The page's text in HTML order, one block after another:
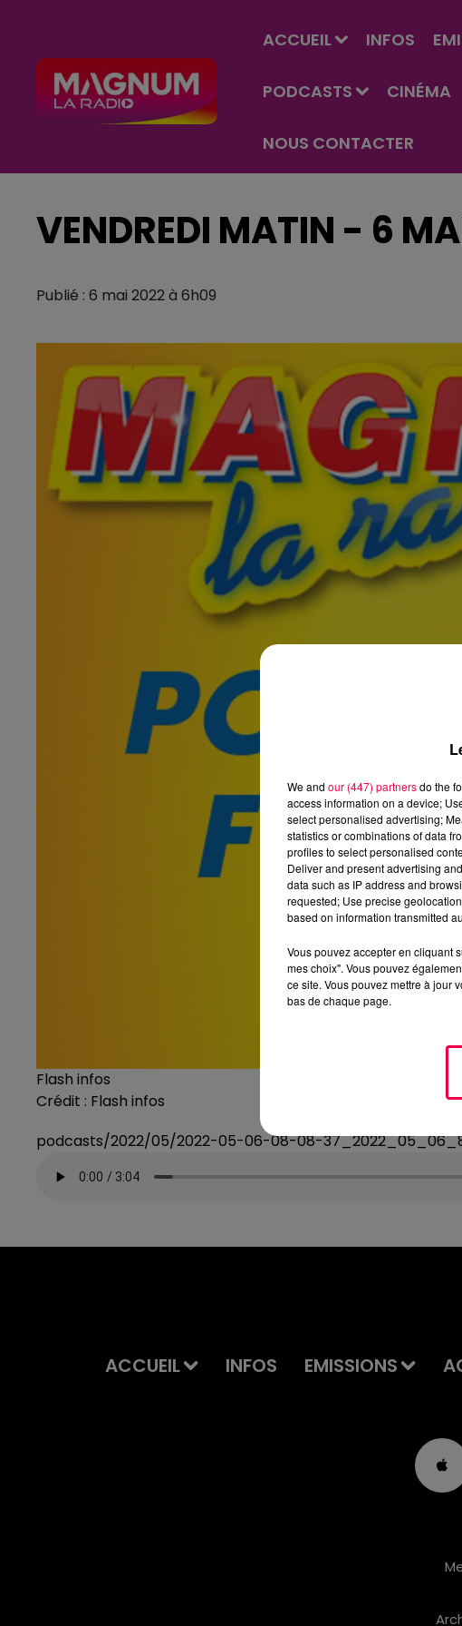
ACCUEIL INFOS
PODCASTS CINÉMA
NOUS CONTACTER
VENDREDI MATIN - 6
Publié : 6 mai 2022 à 6h09
Flash infos
Crédit : Flash infos
podcasts/2022/05/2022-05-06-08-08-
ACCUEIL INFOS EMISSIONS
We and our (447) partnersdo the
access information on a device;
select personalised advertising;
statistics or combinations of data
profiles to select personalised
Deliver and present advertising
data such as IP address and
requested; Use precise
based on information transmitted
Vous pouvez accepter en cliquant
mes choix". Vous pouvez
ce site. Vous pouvez mettre à jour
bas de chaque page.